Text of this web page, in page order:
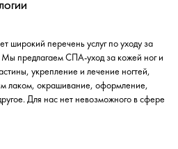
широкий перечень услуг по уходу за
предлагаем СПА-уход за кожей ног и
укрепление и лечение ногтей,
лаком, окрашивание, оформление,
Для нас нет невозможного в сфере